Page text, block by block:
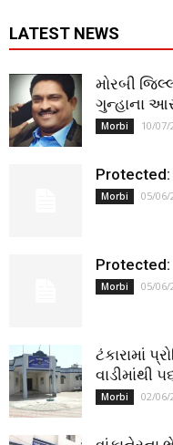
LATEST NEWS
મોરબી
ગુન્હાના
Morbi 10/07/
Protected:
Morbi 05/06/
Protected:
Morbi 05/06/
ટંકારામાં
વાડીમાંથી
Morbi 02/06/